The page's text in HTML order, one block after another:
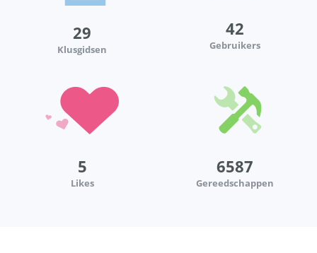
29
Klusgidsen
42
Gebruikers
5
Likes
6587
Gereedschappen